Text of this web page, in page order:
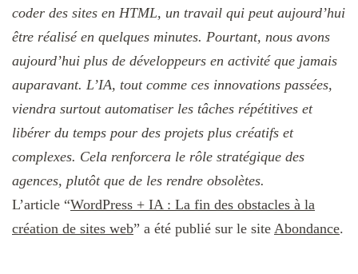
coder des sites en HTML, un travail qui peut aujourd’hui
être réalisé en quelques minutes. Pourtant, nous avons
aujourd’hui plus de développeurs en activité que jamais
auparavant. L’IA, tout comme ces innovations passées,
viendra surtout automatiser les tâches répétitives et
libérer du temps pour des projets plus créatifs et
complexes. Cela renforcera le rôle stratégique des
agences, plutôt que de les rendre obsolètes.
L’article “WordPress + IA : La fin des obstacles à la
création de sites web” a été publié sur le site Abondance.